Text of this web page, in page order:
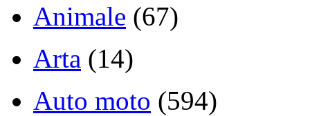
Animale (67)
Arta (14)
Auto moto (594)